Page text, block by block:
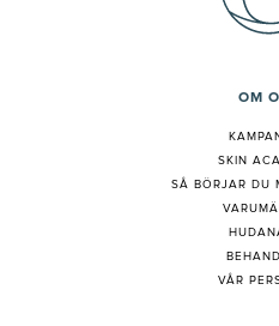
OM
SKIN
SÅ BÖRJAR DU
VÅR